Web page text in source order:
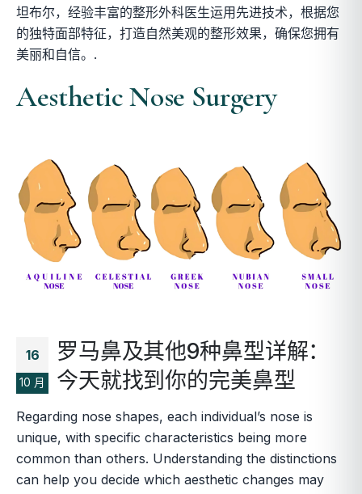
坦布尔，经验丰富的整形外科医生运用先进技术，根据您
的独特面部特征，打造自然美观的整形效果，确保您拥有
美丽和自信。.
Aesthetic Nose Surgery
16
10 月
罗马鼻及其他9种鼻型详解：
今天就找到你的完美鼻型
Regarding nose shapes, each individual’s nose is
unique, with specific characteristics being more
common than others. Understanding the distinctions
can help you decide which aesthetic changes may